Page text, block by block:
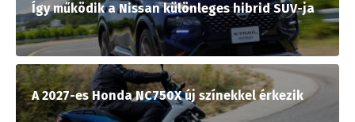
Így működik a Nissan különleges hibrid SUV-ja
A 2027-es Honda NC750X új színekkel érkezik